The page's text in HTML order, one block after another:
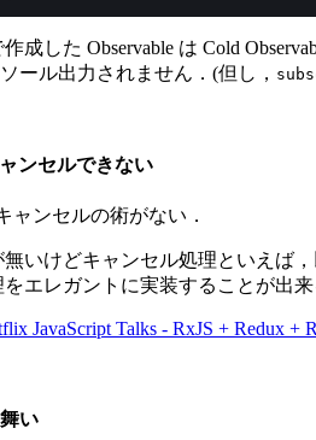
成した Observable は Cold
ール出力されません．(但し，
ンセルできない
ャンセルの術がない．
いけどキャンセル処理といえば
エレガントに実装することが出来
JavaScript Talks - RxJS + Redux +
い